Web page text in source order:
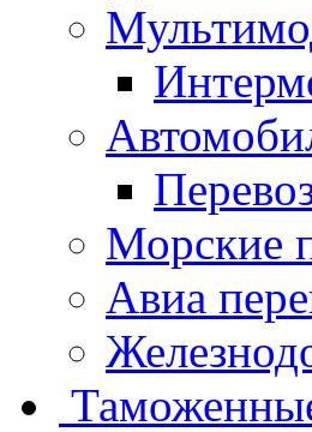
Морские
Авиа